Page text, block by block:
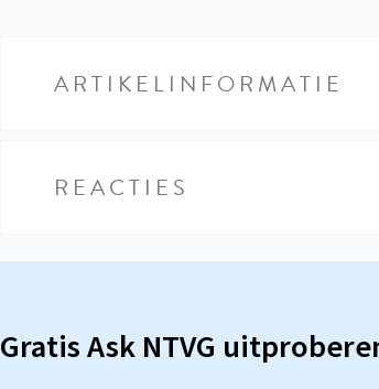
ARTIKELINFORMATIE
REACTIES
Gratis Ask NTVG